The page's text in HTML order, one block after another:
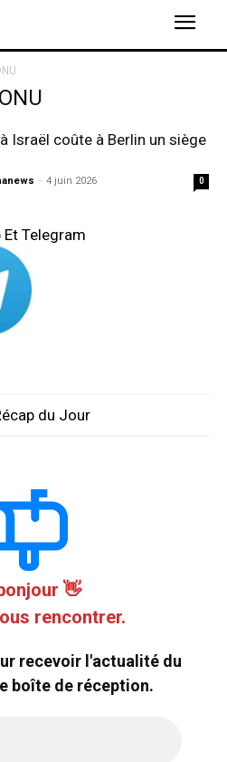
Israël coûte à Berlin un siège
- 4 juin 2026 0
Telegram
du Jour
👋
rencontrer.
recevoir l'actualité du
boîte de réception.